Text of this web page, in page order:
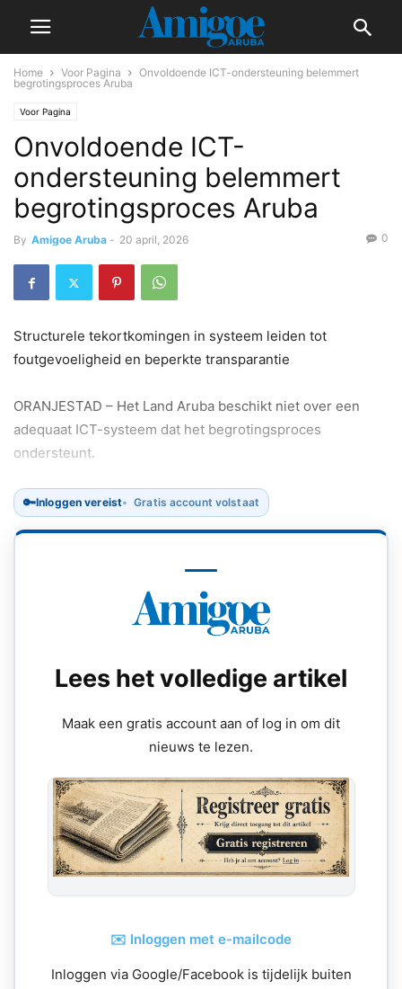
Home Voor Pagina
Onvoldoende ICT-ondersteuning belemmert
begrotingsproces Aruba
Voor Pagina
Onvoldoende ICT-
ondersteuning belemmert
begrotingsproces Aruba
By Amigoe Aruba - 20 april, 2026 0
Structurele tekortkomingen in systeem leiden tot
foutgevoeligheid en beperkte transparantie
ORANJESTAD – Het Land Aruba beschikt niet over een
adequaat ICT-systeem dat het begrotingsproces
ondersteunt.
🔑Inloggen vereist Gratis account volstaat
Lees het volledige artikel
Maak een gratis account aan of log in om dit
nieuws te lezen.
✉️ Inloggen met e-mailcode
Inloggen via Google/Facebook is tijdelijk buiten